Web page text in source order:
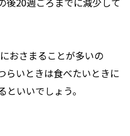
おさまることが多いの
らいときは食べたいときに
いいでしょう。